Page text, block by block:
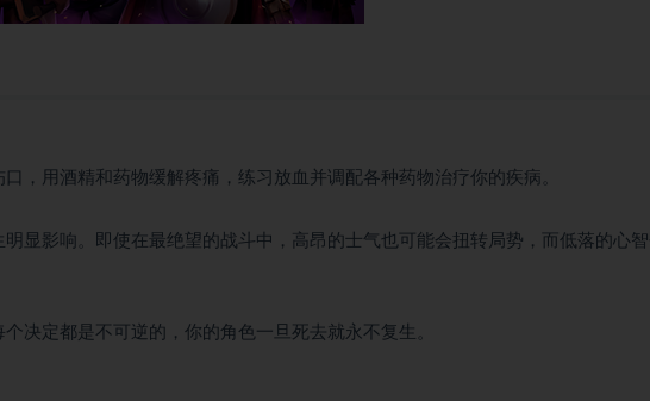
，用酒精和药物缓解疼痛，练习放血并调配各种药物治疗你的疾病。
显影响。即使在最绝望的战斗中，高昂的士气也可能会扭转局势，而低落的心
决定都是不可逆的，你的角色一旦死去就永不复生。